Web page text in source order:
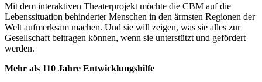
Mit dem interaktiven Theaterprojekt möchte die CBM auf die
Lebenssituation behinderter Menschen in den ärmsten Regionen der
Welt aufmerksam machen. Und sie will zeigen, was sie alles zur
Gesellschaft beitragen können, wenn sie unterstützt und gefördert
werden.
Mehr als 110 Jahre Entwicklungshilfe